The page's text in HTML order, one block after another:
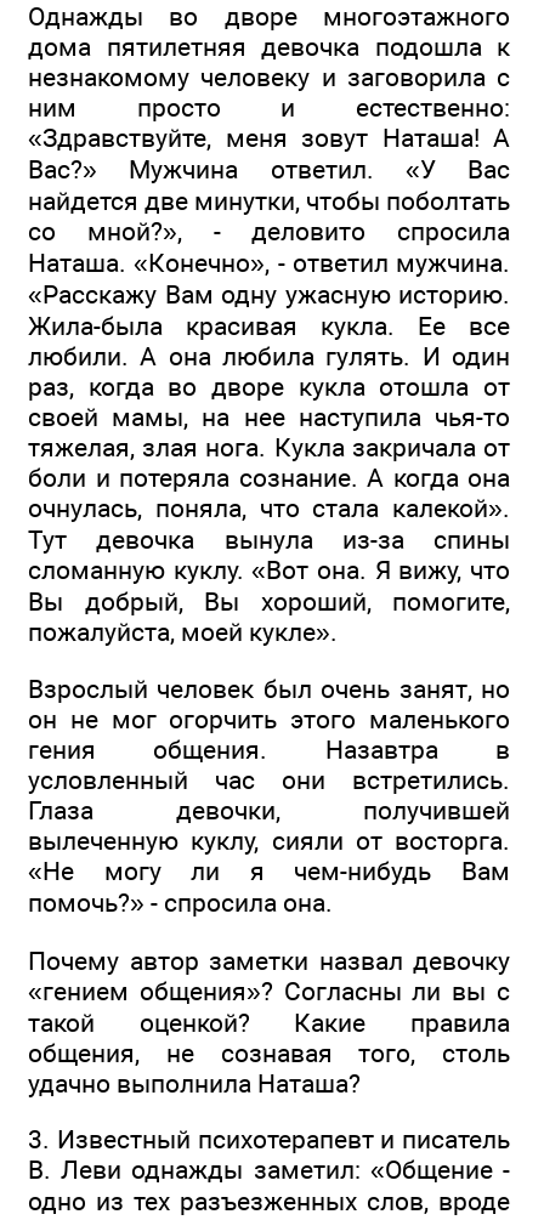
Однажды во дворе многоэтажного
дома пятилетняя девочка подошла к
незнакомому человеку и заговорила с
ним просто и естественно:
«Здравствуйте, меня зовут Наташа! А
Вас?» Мужчина ответил. «У Вас
найдется две минутки, чтобы поболтать
со мной?», - деловито спросила
Наташа. «Конечно», - ответил мужчина.
«Расскажу Вам одну ужасную историю.
Жила-была красивая кукла. Ее все
любили. А она любила гулять. И один
раз, когда во дворе кукла отошла от
своей мамы, на нее наступила чья-то
тяжелая, злая нога. Кукла закричала от
боли и потеряла сознание. А когда она
очнулась, поняла, что стала калекой».
Тут девочка вынула из-за спины
сломанную куклу. «Вот она. Я вижу, что
Вы добрый, Вы хороший, помогите,
пожалуйста, моей кукле».
Взрослый человек был очень занят, но
он не мог огорчить этого маленького
гения общения. Назавтра в
условленный час они встретились.
Глаза девочки, получившей
вылеченную куклу, сияли от восторга.
«Не могу ли я чем-нибудь Вам
помочь?» - спросила она.
Почему автор заметки назвал девочку
«гением общения»? Согласны ли вы с
такой оценкой? Какие правила
общения, не сознавая того, столь
удачно выполнила Наташа?
3. Известный психотерапевт и писатель
В. Леви однажды заметил: «Общение -
одно из тех разъезженных слов, вроде